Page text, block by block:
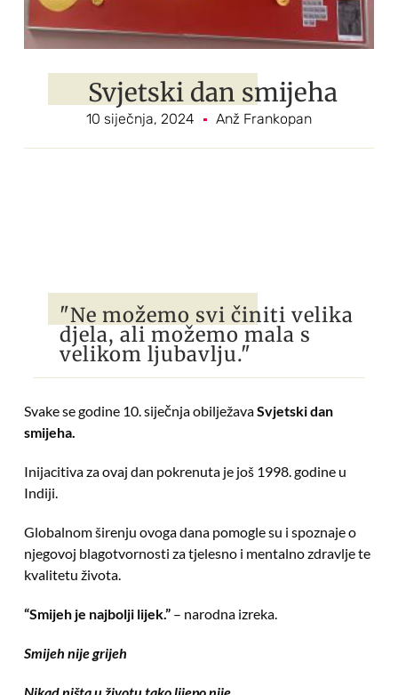
Svjetski dan smijeha
10 siječnja, 2024 Anž Frankopan
"Ne možemo svi činiti velika
djela, ali možemo mala s
velikom ljubavlju."
Svake se godine 10. siječnja obilježavaSvjetski dan
smijeha.
Inijacitiva za ovaj dan pokrenuta je još 1998. godine u
Indiji.
Globalnom širenju ovoga dana pomogle su i spoznaje o
njegovoj blagotvornosti za tjelesno i mentalno zdravlje te
kvalitetu života.
“Smijeh je najbolji lijek.” – narodna izreka.
Smijeh nije grijeh